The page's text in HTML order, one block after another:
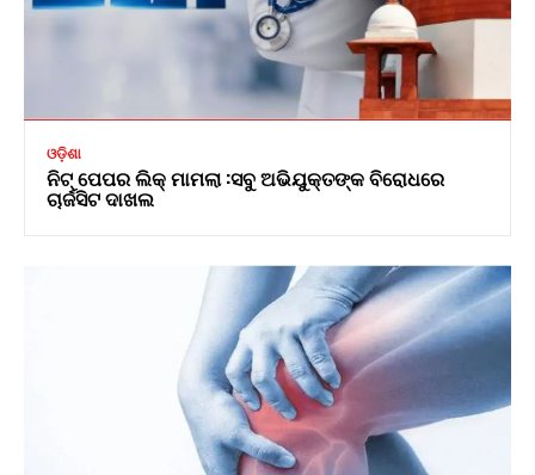
ଓଡ଼ିଶା
ନିଟ୍ ପେପର ଲିକ୍ ମାମଲା :ସବୁ ଅଭିଯୁକ୍ତଙ୍କ ବିରୋଧରେ
ଚାର୍ଜସିଟ ଦାଖଲ